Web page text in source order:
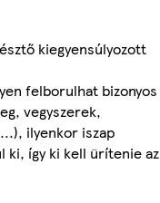
kiegyensúlyozott
felborulhat bizonyos
vegyszerek,
ilyenkor iszap
ki, így ki kell ürítenie az